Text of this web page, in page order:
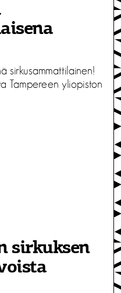
sirkusammattilainen!
Tampereen yliopiston
sirkuksen